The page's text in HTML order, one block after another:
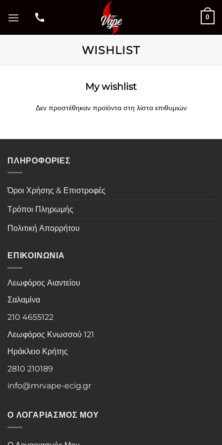
στο
0
WISHLIST
My wishlist
Δεν προστέθηκαν προϊόντα στη λίστα επιθυμιών
ΠΛΗΡΟΦΟΡΙΕΣ
Όροι Χρήσης & Επιστροφές
Τρόποι Πληρωμής
Πολιτική Απορρήτου
ΕΠΙΚΟΙΝΩΝΙΑ
Λεωφόρος Αιαντείου
Σαλαμίνα
210 4655122
Λεωφόρος Κνωσσού 121
Ηράκλειο Κρήτης
2810 210189
info@mrvape-ecig.gr
Ο ΛΟΓΑΡΙΑΣΜΟΣ ΜΟΥ